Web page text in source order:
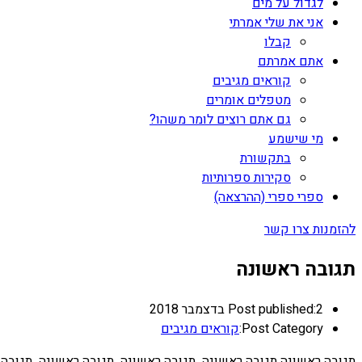
אני את שלי אמרתי
קבלו
אתם אמרתם
קוראים מגיבים
מטפלים אומרים
גם אתם רוצים לומר משהו?
מי שישמע
בתקשורת
סקירות ספרותיות
ספרי ספרי (ההרצאה)
להזמנות צרו קשר
תגובה ראשונה
Post published:2 בדצמבר 2018
Post Category:קוראים מגיבים